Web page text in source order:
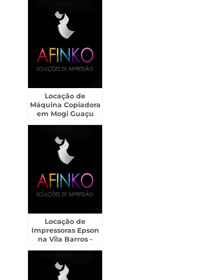
Locação de
Máquina Copiadora
em Mogi Guaçu
Locação de
Impressoras Epson
na Vila Barros -